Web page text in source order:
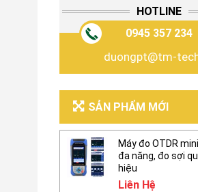
HOTLINE
0945 357 234
duongpt@tm-
SẢN PHẨM MỚI
Máy đo OTDR
đa năng, đo sợi
hiệu
Liên Hệ